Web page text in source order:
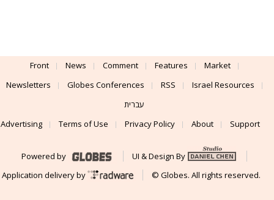
Front News Comment Features
Market
Newsletters
Globes Conferences RSS
Israel Resources
עברית
Advertising
Terms of Use Privacy Policy About Support
Powered by
UI & Design By
Application delivery by
© Globes. All rights reserved.